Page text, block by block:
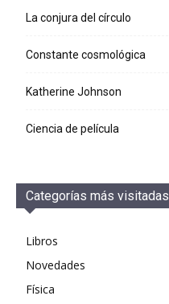
La conjura del círculo
Constante cosmológica
Katherine Johnson
Ciencia de película
Categorías más visitadas
Libros
Novedades
Física